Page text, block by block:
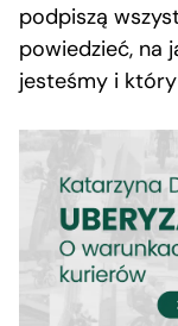
podpiszą
powiedzieć, na
jesteśmy i